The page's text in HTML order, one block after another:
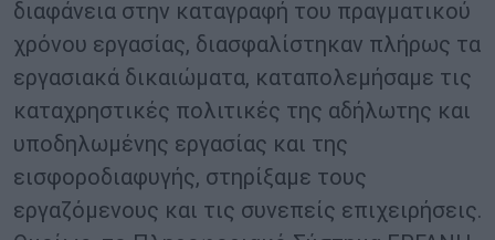
διαφάνεια στην καταγραφή του πραγματικού
χρόνου εργασίας, διασφαλίστηκαν πλήρως τα
εργασιακά δικαιώματα, καταπολεμήσαμε τις
καταχρηστικές πολιτικές της αδήλωτης και
υποδηλωμένης εργασίας και της
εισφοροδιαφυγής, στηρίξαμε τους
εργαζόμενους και τις συνεπείς επιχειρήσεις.